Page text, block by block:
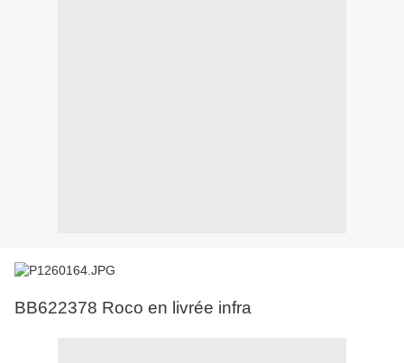
BB622378 Roco en livrée infra